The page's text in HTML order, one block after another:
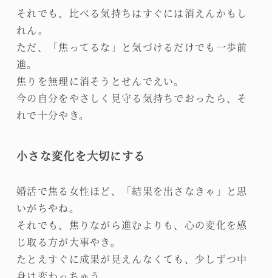
それでも、比べる気持ちはすぐには消えんかもし
れん。
ただ、「焦ってるな」と気づけるだけでも一歩前
進。
焦りを無理に消そうとせんでえい。
今の自分をやさしく見守る気持ちでおったら、そ
れで十分やき。
小さな変化を大切にする
婚活で焦る女性ほど、「結果を出さなきゃ」と思
いがちやね。
それでも、焦りながら進むよりも、心の変化を感
じ取る方が大事やき。
たとえすぐに成果が見えんなくても、少しずつ中